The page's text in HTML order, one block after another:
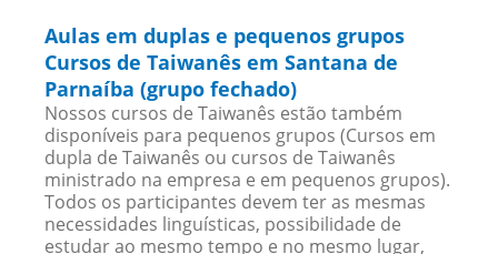
Aulas em duplas e pequenos grupos
Cursos de Taiwanês em Santana de
Parnaíba (grupo fechado)
Nossos cursos de Taiwanês estão também
disponíveis para pequenos grupos (Cursos em
dupla de Taiwanês ou cursos de Taiwanês
ministrado na empresa e em pequenos grupos).
Todos os participantes devem ter as mesmas
necessidades linguísticas, possibilidade de
estudar ao mesmo tempo e no mesmo lugar,